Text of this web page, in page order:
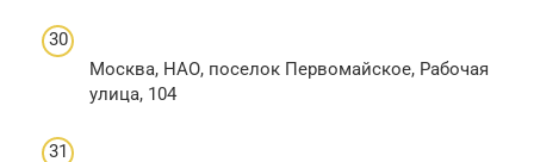
Москва, НАО, поселок Первомайское, Рабочая
улица, 104